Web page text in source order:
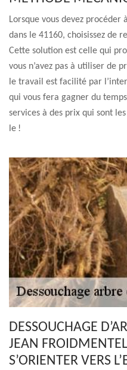
Lorsque vous devez procéder
dans le 41160, choisissez de
Cette solution est celle qui
vous n’avez pas à utiliser de
le travail est facilité par
qui vous fera gagner du
services à des prix qui sont
le !
DESSOUCHAGE
JEAN
S’ORIENTER VERS